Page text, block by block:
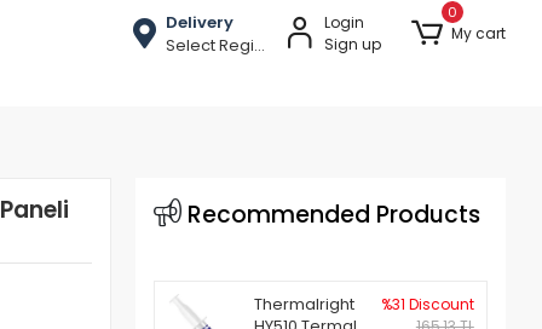
Delivery
Select Region
Login
Sign up
0
My cart
Recommended Products
Thermalright
%31 Discount